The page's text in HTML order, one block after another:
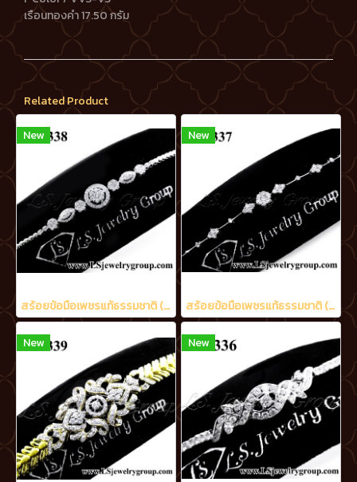
เรือนทองคำ 17.50 กรัม
Related Product
New
สร้อยข้อมือเพชรแท้ธรรมชาติ (Natural Diamonds) 1.60 Ct.
New
สร้อยข้อมือเพชรแท้ธรรมชาติ (Natural Diamonds) 1.15 Ct.
New New